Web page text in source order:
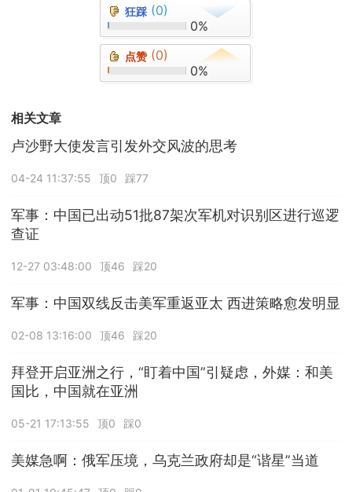
狂踩 (0)
0%
点赞 (0)
0%
相关文章
卢沙野大使发言引发外交风波的思考
04-24 11:37:55 顶0 踩77
军事：中国已出动51批87架次军机对识别区进行巡逻
查证
12-27 03:48:00 顶46 踩20
军事：中国双线反击美军重返亚太 西进策略愈发明显
02-08 13:16:00 顶46 踩20
拜登开启亚洲之行，“盯着中国”引疑虑，外媒：和美
国比，中国就在亚洲
05-21 17:13:55 顶0 踩0
美媒急啊：俄军压境，乌克兰政府却是“谐星”当道